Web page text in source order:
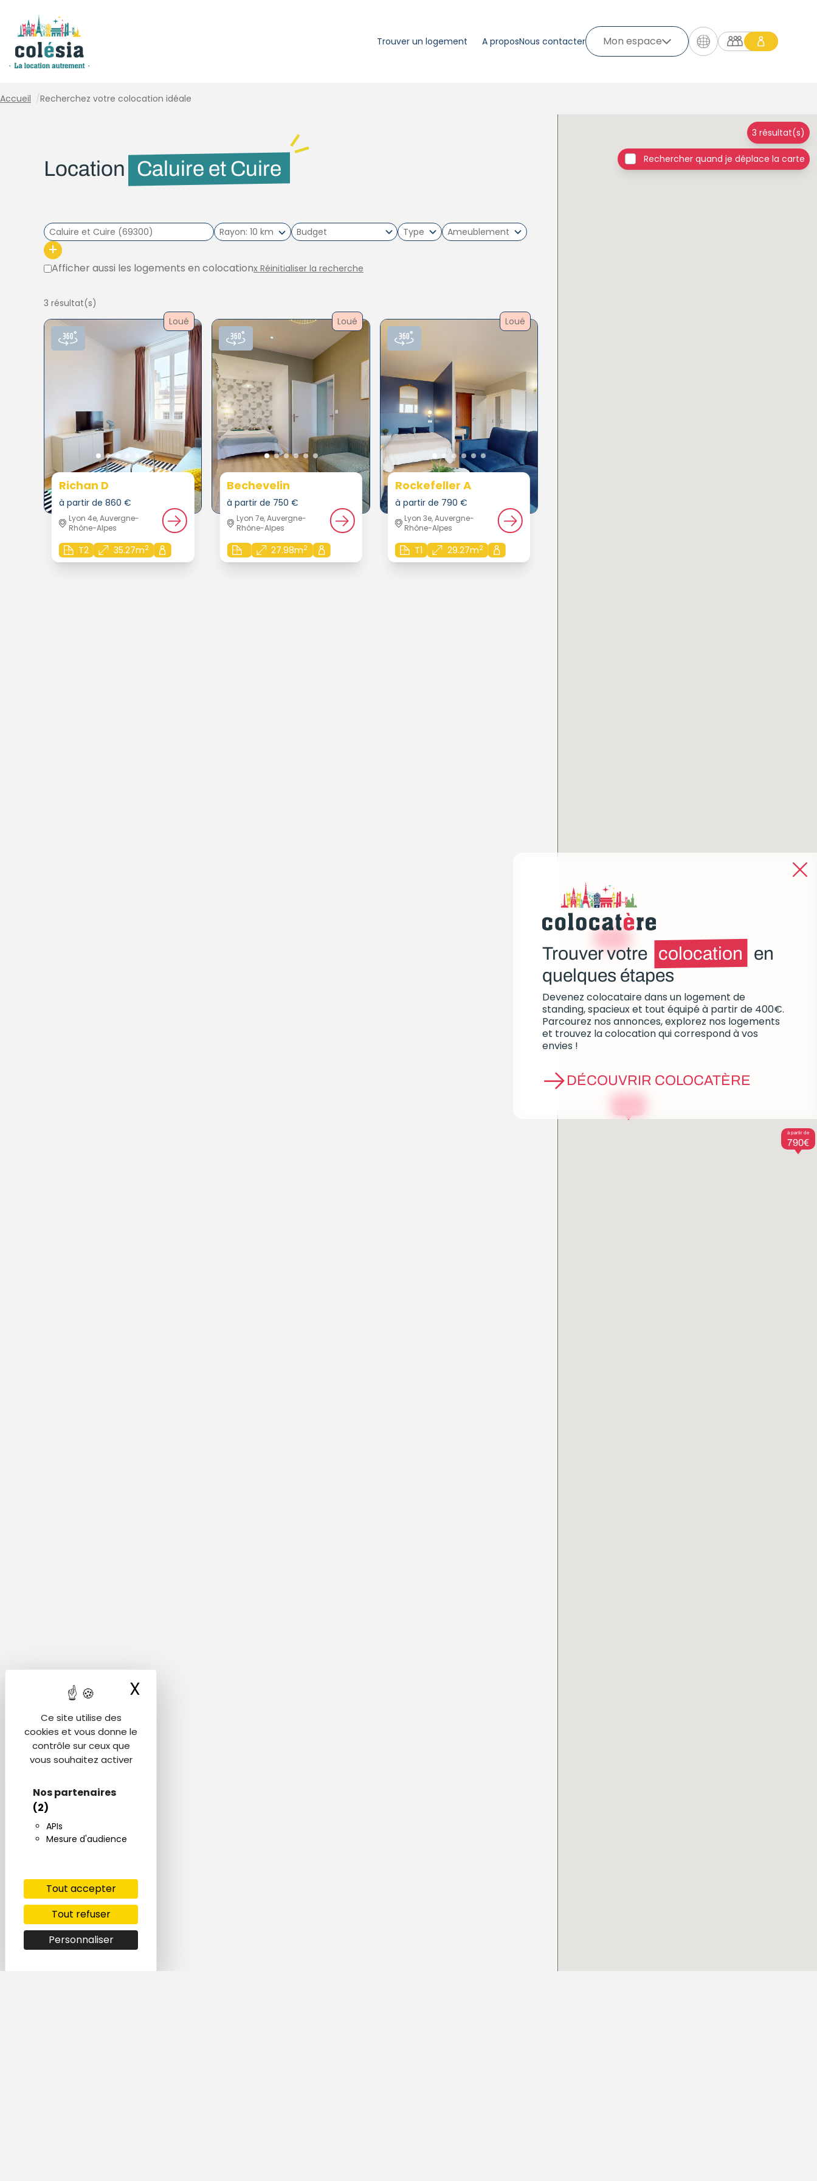
Ce site utilise des
cookies et vous donne le
contrôle sur ceux que
vous souhaitez activer
Nos partenaires
(2)
APIs
Mesure d'audience
Tout accepter
Tout refuser
Personnaliser
X
Mon espace
Trouver un logement A proposNous contacter
Trouver votre colocation
en
quelques étapes
Devenez colocataire dans un logement de
standing, spacieux et tout équipé à partir de 400€.
Parcourez nos annonces, explorez nos logements
et trouvez la colocation qui correspond à vos
envies !
DÉCOUVRIR COLOCATÈRE
Accueil /Recherchez votre colocation idéale
Location Caluire et Cuire
Rayon 10 km Type Ameublement
+
Afficher aussi les logements en colocationx Réinitialiser la recherche
3 résultat(s)
Loué
Richan D
à partir de 860 €
Lyon 4e, Auvergne-
Rhône-Alpes
T2 35.27m2
Loué
Bechevelin
à partir de 750 €
Lyon 7e, Auvergne-
Rhône-Alpes
27.98m2
Loué
Rockefeller A
à partir de 790 €
Lyon 3e, Auvergne-
Rhône-Alpes
T1 29.27m2
à partir de
790€
3 résultat(s)
Rechercher quand je déplace la carte